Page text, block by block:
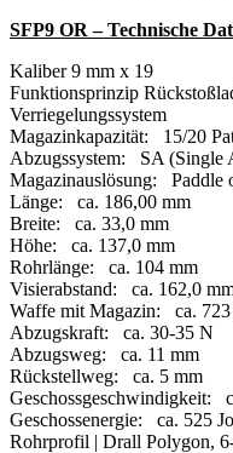
SFP9 OR – Technische
Kaliber 9 mm x 19
Funktionsprinzip
Verriegelungssystem
Magazinkapazität: 15/20
Abzugssystem: SA (Single
Magazinauslösung: Paddle
Länge: ca. 186,00 mm
Breite: ca. 33,0 mm
Höhe: ca. 137,0 mm
Rohrlänge: ca. 104 mm
Visierabstand: ca. 162,0
Waffe mit Magazin: ca.
Abzugskraft: ca. 30-35 N
Abzugsweg: ca. 11 mm
Rückstellweg: ca. 5 mm
Geschossgeschwindigkeit:
Geschossenergie: ca. 525
Rohrprofil | Drall Polygon,